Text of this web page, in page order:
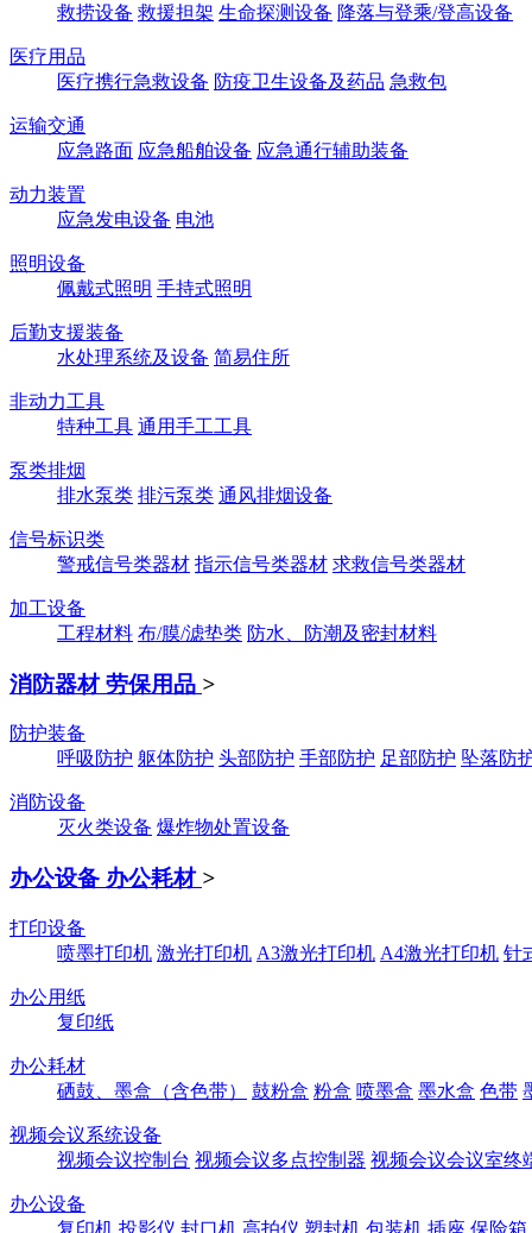
救捞设备 救援担架 生命探测设备 降落与登乘/登高设备
医疗用品
医疗携行急救设备 防疫卫生设备及药品 急救包
运输交通
应急路面 应急船舶设备 应急通行辅助装备
动力装置
应急发电设备 电池
照明设备
佩戴式照明 手持式照明
后勤支援装备
水处理系统及设备 简易住所
非动力工具
特种工具 通用手工工具
泵类排烟
排水泵类 排污泵类 通风排烟设备
信号标识类
警戒信号类器材 指示信号类器材 求救信号类器材
加工设备
工程材料 布/膜/滤垫类 防水、防潮及密封材料
消防器材 劳保用品 >
防护装备
呼吸防护 躯体防护 头部防护 手部防护 足部防护 坠落防
消防设备
灭火类设备 爆炸物处置设备
办公设备 办公耗材 >
打印设备
喷墨打印机 激光打印机 A3激光打印机 A4激光打印机 针
办公用纸
复印纸
办公耗材
硒鼓、墨盒（含色带）
鼓粉盒 粉盒 喷墨盒 墨水盒 色带
视频会议系统设备
视频会议控制台 视频会议多点控制器 视频会议会议室终
办公设备
复印机 投影仪 封口机 高拍仪 塑封机 包装机 插座 保险箱